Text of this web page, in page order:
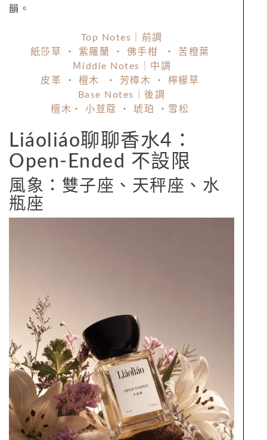
韻。
Top Notes｜前調
紙莎草 ・ 紫羅蘭 ・ 佛手柑 ・ 苦橙葉
Ｍiddle Notes｜中調
皮革 ・ 檀木 ・ 芳樟木 ・ 檸檬草
Base Notes｜後調
檀木・ 小荳蔻 ・ 琥珀 ・雪松
Liáoliáo聊聊香水4：
Open-Ended 不設限
風象：雙子座、天秤座、水
瓶座